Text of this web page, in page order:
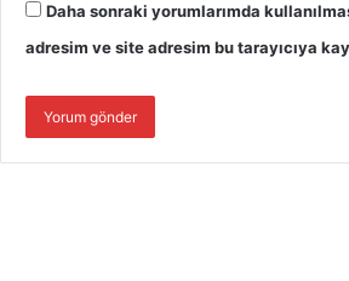
Daha sonraki yorumlarımda
adresim ve site adresim bu tarayıcıya